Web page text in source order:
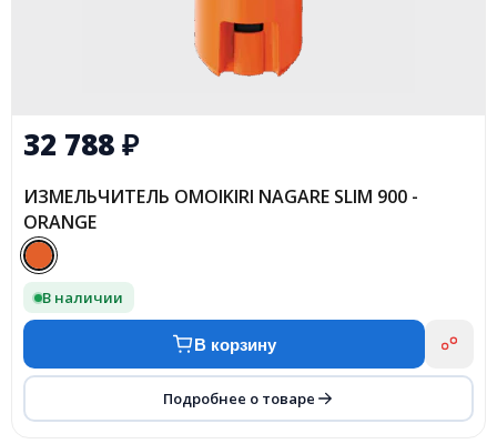
32 788₽
ИЗМЕЛЬЧИТЕЛЬ OMOIKIRI NAGARE SLIM 900 -
ORANGE
В наличии
В корзину
Подробнее о товаре